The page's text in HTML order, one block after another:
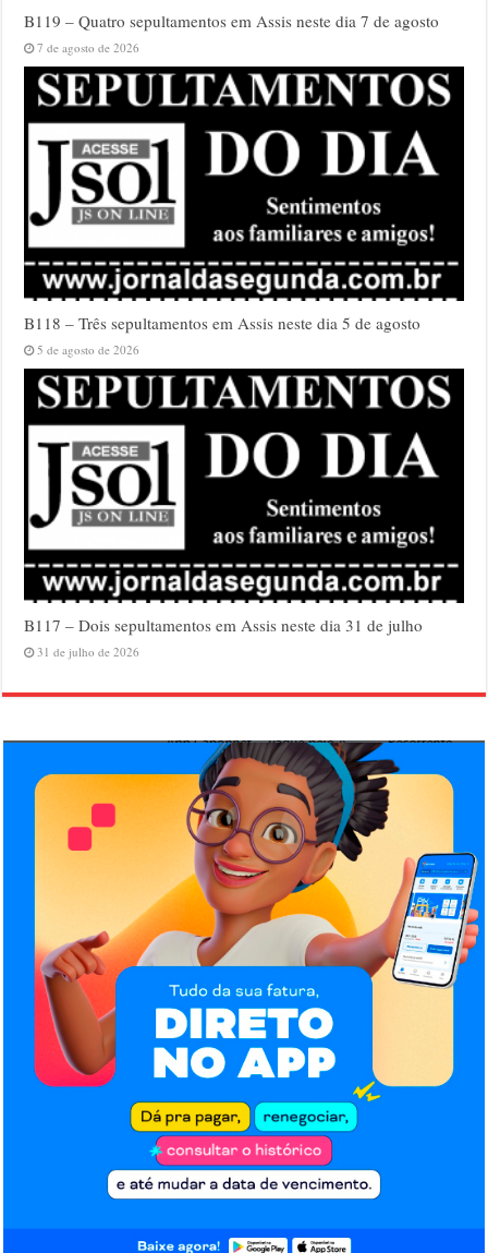
B119 – Quatro sepultamentos em Assis neste dia 7 de agosto
7 de agosto de 2026
B118 – Três sepultamentos em Assis neste dia 5 de agosto
5 de agosto de 2026
B117 – Dois sepultamentos em Assis neste dia 31 de julho
31 de julho de 2026